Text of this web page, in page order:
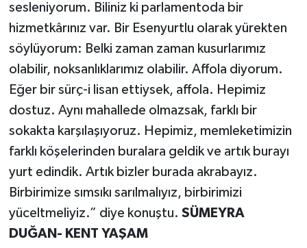
sesleniyorum. Biliniz ki parlamentoda bir
hizmetkârınız var. Bir Esenyurtlu olarak yürekten
söylüyorum: Belki zaman zaman kusurlarımız
olabilir, noksanlıklarımız olabilir. Affola diyorum.
Eğer bir sürç-i lisan ettiysek, affola. Hepimiz
dostuz. Aynı mahallede olmazsak, farklı bir
sokakta karşılaşıyoruz. Hepimiz, memleketimizin
farklı köşelerinden buralara geldik ve artık burayı
yurt edindik. Artık bizler burada akrabayız.
Birbirimize sımsıkı sarılmalıyız, birbirimizi
yüceltmeliyiz.” diye konuştu. SÜMEYRA
DUĞAN- KENT YAŞAM